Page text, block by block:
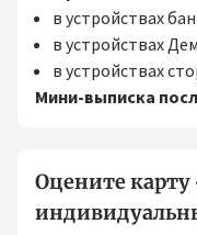
в устройствах
в устройствах
в устройствах
Мини-выписка
Оцените карту